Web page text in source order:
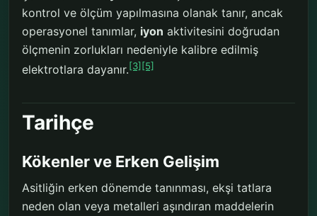
kontrol ve ölçüm yapılmasına olanak tanır, ancak
operasyonel tanımlar, iyon aktivitesini doğrudan
ölçmenin zorlukları nedeniyle kalibre edilmiş
elektrotlara dayanır.[3] [5]
Tarihçe
Kökenler ve Erken Gelişim
Asitliğin erken dönemde tanınması, ekşi tatlara
neden olan veya metalleri aşındıran maddelerin